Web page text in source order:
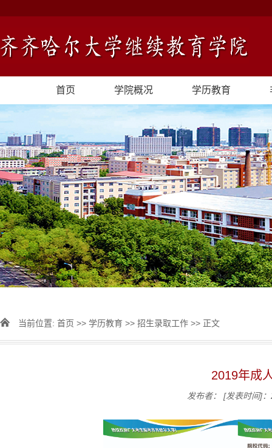
首页 学院概况 学历教育
当前位置: 首页 >> 学历教育 >> 招生录取工作 >> 正文
2019年成
发布者： [发表时间]